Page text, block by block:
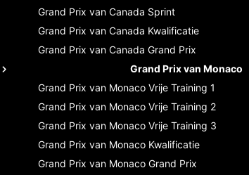
Grand Prix van Canada Sprint
Grand Prix van Canada Kwalificatie
Grand Prix van Canada Grand Prix
Grand Prix van Monaco
Grand Prix van Monaco Vrije Training 1
Grand Prix van Monaco Vrije Training 2
Grand Prix van Monaco Vrije Training 3
Grand Prix van Monaco Kwalificatie
Grand Prix van Monaco Grand Prix